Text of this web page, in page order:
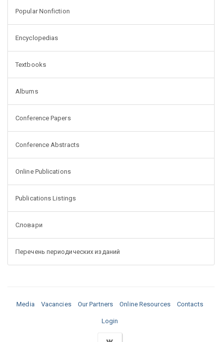
Popular Nonfiction
Encyclopedias
Textbooks
Albums
Conference Papers
Conference Abstracts
Online Publications
Publications Listings
Словари
Перечень периодических изданий
Media Vacancies Our Partners Online Resources Contacts
Login